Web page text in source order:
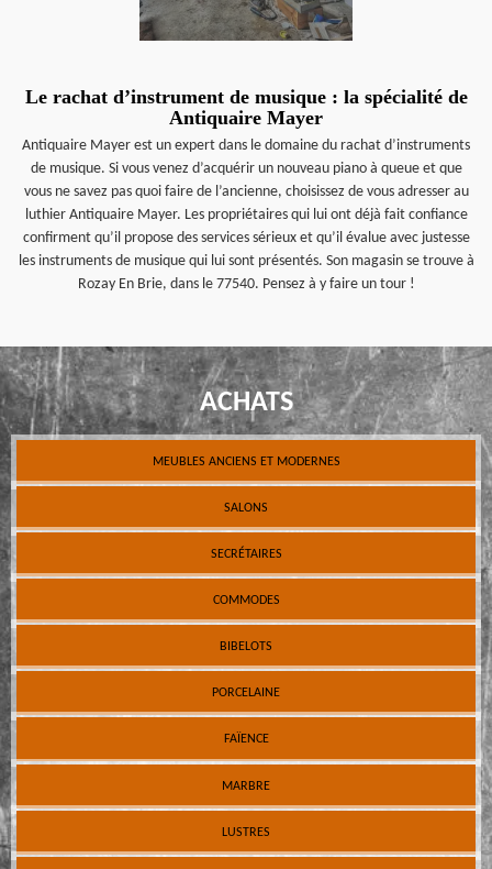
Le rachat d’instrument de musique : la spécialité de
Antiquaire Mayer
Antiquaire Mayer est un expert dans le domaine du rachat d’instruments
de musique. Si vous venez d’acquérir un nouveau piano à queue et que
vous ne savez pas quoi faire de l’ancienne, choisissez de vous adresser au
luthier Antiquaire Mayer. Les propriétaires qui lui ont déjà fait confiance
confirment qu’il propose des services sérieux et qu’il évalue avec justesse
les instruments de musique qui lui sont présentés. Son magasin se trouve à
Rozay En Brie, dans le 77540. Pensez à y faire un tour !
ACHATS
MEUBLES ANCIENS ET MODERNES
SALONS
SECRÉTAIRES
COMMODES
BIBELOTS
PORCELAINE
FAÏENCE
MARBRE
LUSTRES